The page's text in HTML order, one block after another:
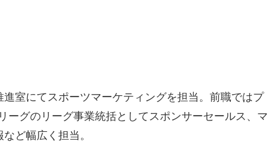
室にてスポーツマーケティングを担当。前職ではプ
ーグのリーグ事業統括としてスポンサーセールス、マ
ど幅広く担当。